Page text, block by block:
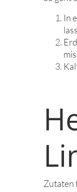
In
Zutaten